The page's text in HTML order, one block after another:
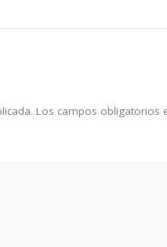
Los campos obligatorios